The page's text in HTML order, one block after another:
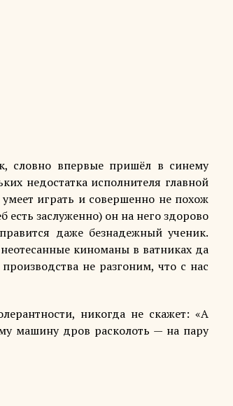
словно впервые пришёл в синему
недостатка исполнителя главной
играть и совершенно не похож
заслуженно) он на него здорово
даже безнадежный ученик.
киноманы в ватниках да
не разгоним, что с нас
никогда не скажет: «А
машину дров расколоть — на пару